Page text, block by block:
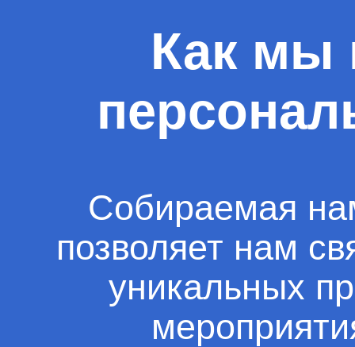
Как мы
Собираемая
позволяет нам
уникальных